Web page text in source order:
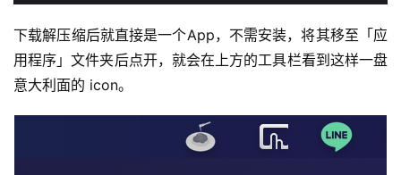
下载解压缩后就直接是一个App，不需安装，将其移至「应
用程序」文件夹后点开，就会在上方的工具栏看到这样一盘
意大利面的 icon。